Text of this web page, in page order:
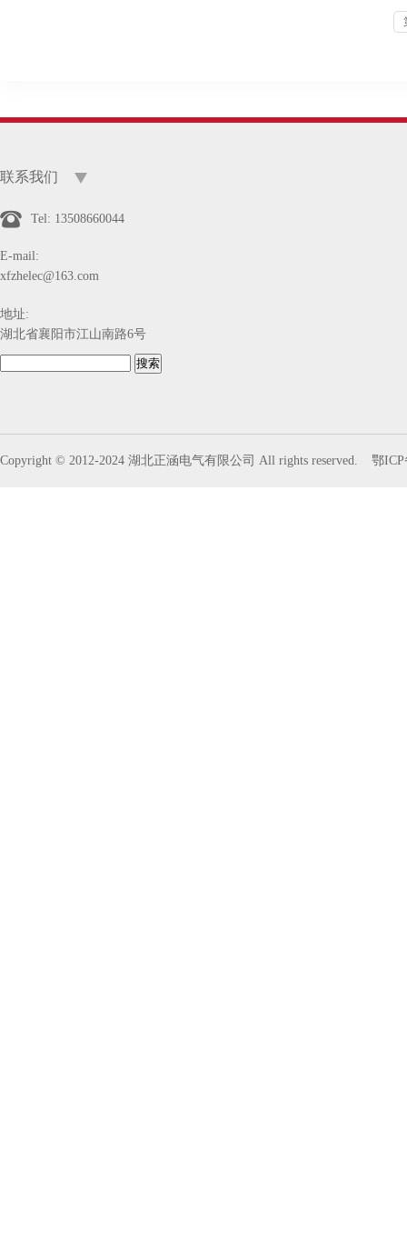
联系我们
Tel: 13508660044
E-mail:
xfzhelec@163.com
地址:
湖北省襄阳市江山南路6号
Copyright © 2012-2024 湖北正涵电气有限公司 All rights reserved. 鄂ICP